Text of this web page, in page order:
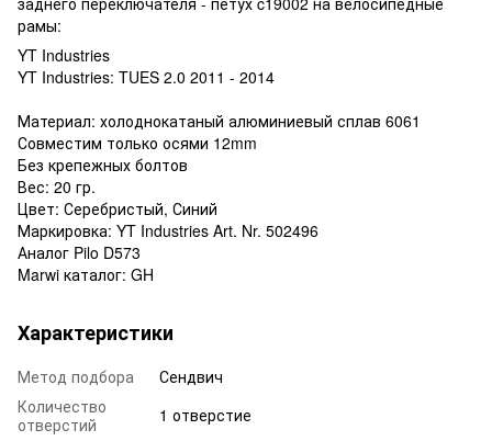
рамы:
YT Industries
YT Industries: TUES 2.0 2011 - 2014
Материал: холоднокатаный алюминиевый сплав 6061
Совместим только осями 12mm
Без крепежных болтов
Вес: 20 гр.
Цвет: Серебристый, Синий
Маркировка: YT Industries Art. Nr. 502496
Аналог Pilo D573
Marwi каталог: GH
Характеристики
Метод подбора
Сендвич
Количество
отверстий
1 отверстие